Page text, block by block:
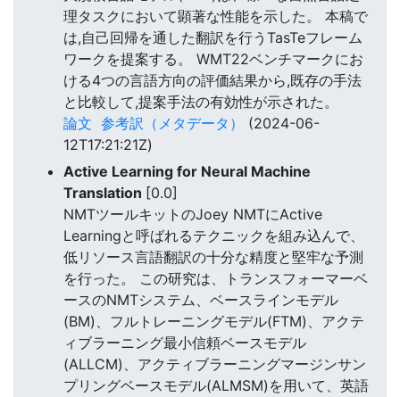
理タスクにおいて顕著な性能を示した。 本稿で
は,自己回帰を通した翻訳を行うTasTeフレーム
ワークを提案する。 WMT22ベンチマークにお
ける4つの言語方向の評価結果から,既存の手法
と比較して,提案手法の有効性が示された。
論文 参考訳（メタデータ）
(2024-06-
12T17:21:21Z)
Active Learning for Neural Machine
Translation [0.0]
NMTツールキットのJoey NMTにActive
Learningと呼ばれるテクニックを組み込んで、
低リソース言語翻訳の十分な精度と堅牢な予測
を行った。 この研究は、トランスフォーマーベ
ースのNMTシステム、ベースラインモデル
(BM)、フルトレーニングモデル(FTM)、アクテ
ィブラーニング最小信頼ベースモデル
(ALLCM)、アクティブラーニングマージンサン
プリングベースモデル(ALMSM)を用いて、英語